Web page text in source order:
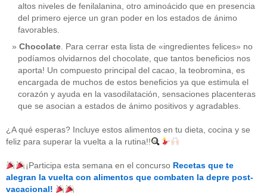
CATEGORÍAS
acido-folico (4)
alergias(3)
alimentos(22)
alimentos-perjudiaciales (17)
antioxidantes (6)
beneficios-salud(53)
calcio
altos niveles de fenilalanina, otro aminoácido que en presencia
del primero ejerce un gran poder en los estados de ánimo
favorables.
Chocolate. Para cerrar esta lista de «ingredientes felices» no
podíamos olvidarnos del chocolate, que tantos beneficios nos
aporta! Un compuesto principal del cacao, la teobromina, es
encargada de muchos de estos beneficios ya que estimula el
corazón y ayuda en la vasodilatación, sensaciones placenteras
que se asocian a estados de ánimo positivos y agradables.
¿A qué esperas? Incluye estos alimentos en tu dieta, cocina y se
feliz para superar la vuelta a la rutina!!
¡Participa esta semana en el concurso Recetas que te
alegran la vuelta con alimentos que combaten la depre post-
vacacional!